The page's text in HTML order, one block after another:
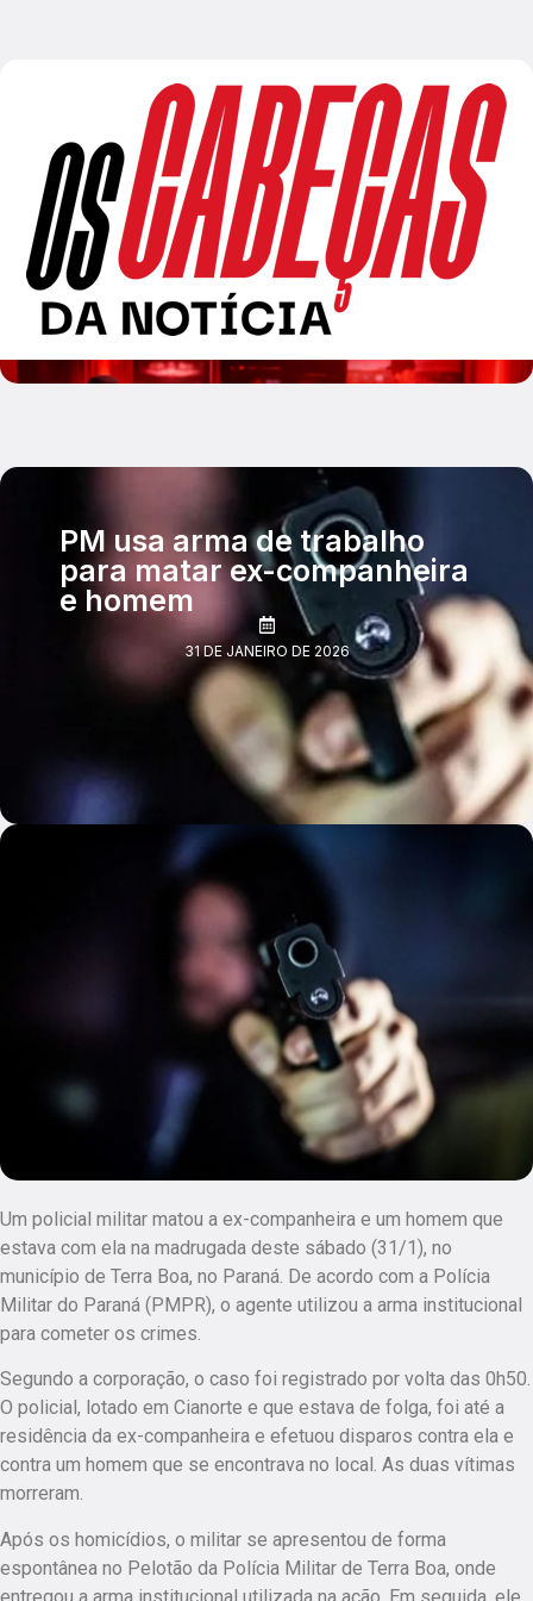
PM usa arma de trabalho
para matar ex-companheira
e homem
31 DE JANEIRO DE 2026
Um policial militar matou a ex-companheira e um homem que
estava com ela na madrugada deste sábado (31/1), no
município de Terra Boa, no Paraná. De acordo com a Polícia
Militar do Paraná (PMPR), o agente utilizou a arma institucional
para cometer os crimes.
Segundo a corporação, o caso foi registrado por volta das 0h50.
O policial, lotado em Cianorte e que estava de folga, foi até a
residência da ex-companheira e efetuou disparos contra ela e
contra um homem que se encontrava no local. As duas vítimas
morreram.
Após os homicídios, o militar se apresentou de forma
espontânea no Pelotão da Polícia Militar de Terra Boa, onde